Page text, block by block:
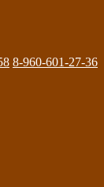
8-960-601-27-36